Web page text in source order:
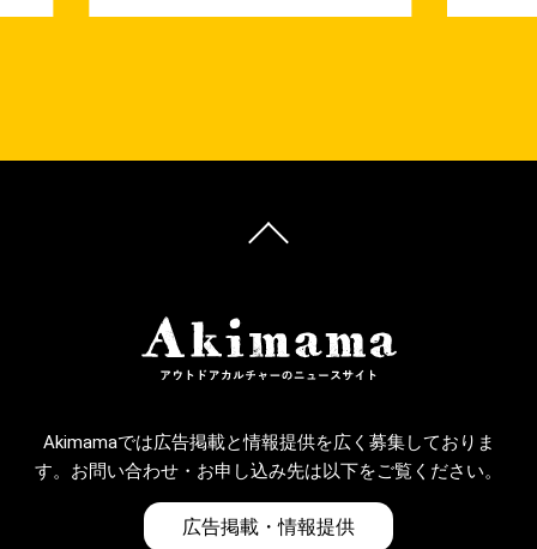
Akimamaでは広告掲載と情報提供を広く募集しておりま
す。お問い合わせ・お申し込み先は以下をご覧ください。
広告掲載・情報提供